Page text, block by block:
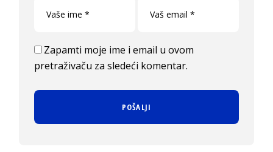
Zapamti moje ime i email u ovom
pretraživaču za sledeći komentar.